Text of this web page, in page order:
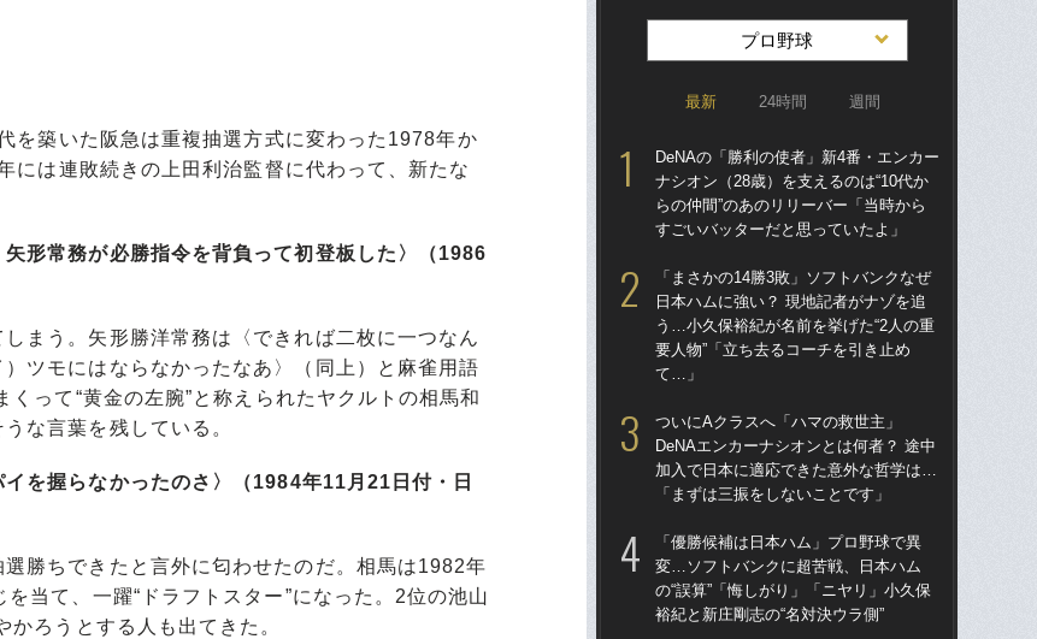
築いた阪急は重複抽選方式に変わった1978年か
には連敗続きの上田利治監督に代わって、新たな
形常務が必勝指令を背負って初登板した〉（1986
まう。矢形勝洋常務は〈できれば二枚に一つなん
ツモにはならなかったなあ〉（同上）と麻雀用語
って“黄金の左腕”と称えられたヤクルトの相馬和
な言葉を残している。
を握らなかったのさ〉（1984年11月21日付・日
勝ちできたと言外に匂わせたのだ。相馬は1982年
当て、一躍“ドラフトスター”になった。2位の池山
ろうとする人も出てきた。
プロ野球
最新 24時間 週間
DeNAの「勝利の使者」新4番・エンカー
ナシオン（28歳）を支えるのは“10代か
らの仲間”のあのリリーバー「当時から
すごいバッターだと思っていたよ」
「まさかの14勝3敗」ソフトバンクなぜ
日本ハムに強い？ 現地記者がナゾを追
う…小久保裕紀が名前を挙げた“2人の重
要人物”「立ち去るコーチを引き止め
て…」
ついにAクラスへ「ハマの救世主」
DeNAエンカーナシオンとは何者？ 途中
加入で日本に適応できた意外な哲学は…
「まずは三振をしないことです」
「優勝候補は日本ハム」プロ野球で異
変…ソフトバンクに超苦戦、日本ハム
の“誤算”「悔しがり」「ニヤリ」小久保
裕紀と新庄剛志の“名対決ウラ側”